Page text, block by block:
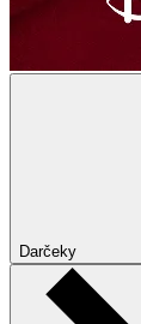
Darčeky